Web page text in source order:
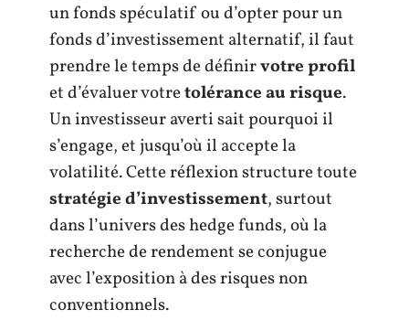
un fonds spéculatif ou d’opter pour un
fonds d’investissement alternatif, il faut
prendre le temps de définirvotre profil
et d’évaluer votretolérance au risque.
Un investisseur averti sait pourquoi il
s’engage, et jusqu’où il accepte la
volatilité. Cette réflexion structure toute
stratégie d’investissement, surtout
dans l’univers des hedge funds, où la
recherche de rendement se conjugue
avec l’exposition à des risques non
conventionnels.